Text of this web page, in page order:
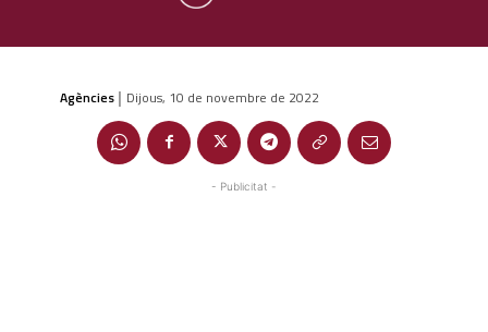
Agències | Dijous, 10 de novembre de 2022
- Publicitat -